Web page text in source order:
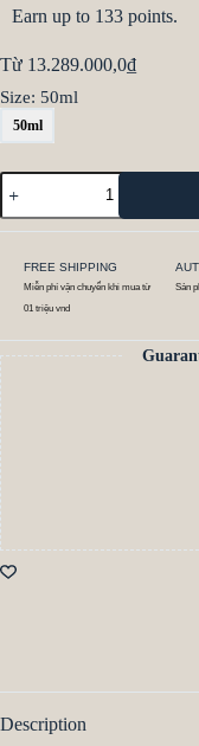
Earn up to 133 points.
Từ 13.289.000,0₫
Size: 50ml
50ml
FREE SHIPPING
Miễn phí vận chuyển khi mua từ
01 triệu vnd
Sản
Description